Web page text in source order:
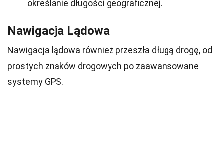
określanie długości geograficznej.
Nawigacja Lądowa
Nawigacja lądowa również przeszła długą drogę, od
prostych znaków drogowych po zaawansowane
systemy GPS.